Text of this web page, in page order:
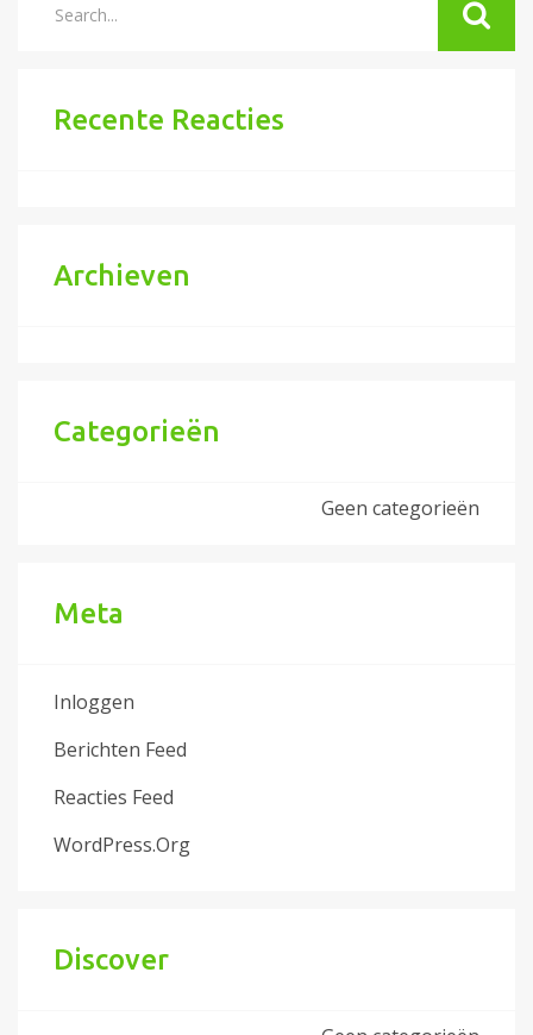
Recente Reacties
Archieven
Categorieën
Geen categorieën
Meta
Inloggen
Berichten Feed
Reacties Feed
WordPress.org
Discover